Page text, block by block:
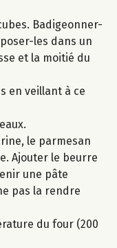
Badigeonner-
les dans un
et la moitié du
en veillant à ce
le parmesan
Ajouter le beurre
une pâte
pas la rendre
du four (200